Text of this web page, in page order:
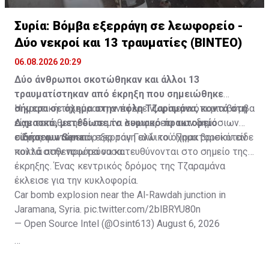
Συρία: Βόμβα εξερράγη σε λεωφορείο -
Δύο νεκροί και 13 τραυματίες (ΒΙΝΤΕΟ)
06.08.2026 20:29
Δύο άνθρωποι σκοτώθηκαν και άλλοι 13
τραυματίστηκαν από έκρηξη που σημειώθηκε
σήμερα σε όχημα στην πόλη Τζαραμάνα, κοντά στη
Δαμασκό, μετέδωσε το συριακό πρακτορείο
ειδήσεων Sana.
Η κρατική τηλεόραση ανέφερε νωρίτερα ότι μια βόμβα
είχε τοποθετηθεί σε μίνι λεωφορείο των δημόσιων
συγκοινωνιών και εξερράγη ενώ το όχημα βρισκόταν
κοντά στην πρωτεύουσα.
Ένας φωτορεπόρτερ του Γαλλικού Πρακτορείου είδε
πολλά ασθενοφόρα να κατευθύνονται στο σημείο της
έκρηξης. Ένας κεντρικός δρόμος της Τζαραμάνα
έκλεισε για την κυκλοφορία.
Car bomb explosion near the Al-Rawdah junction in
Jaramana, Syria. pic.twitter.com/2blBRYU80n
— Open Source Intel (@Osint613) August 6, 2026